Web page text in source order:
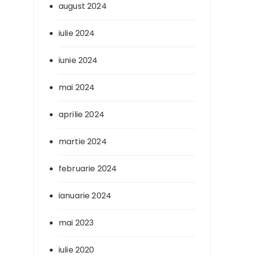
august 2024
iulie 2024
iunie 2024
mai 2024
aprilie 2024
martie 2024
februarie 2024
ianuarie 2024
mai 2023
iulie 2020